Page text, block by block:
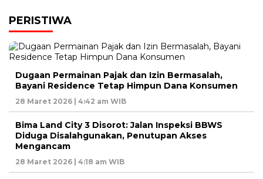
PERISTIWA
Dugaan Permainan Pajak dan Izin Bermasalah,
Bayani Residence Tetap Himpun Dana Konsumen
28 Maret 2026 | 4:42 am WIB
Bima Land City 3 Disorot: Jalan Inspeksi BBWS
Diduga Disalahgunakan, Penutupan Akses
Mengancam
28 Maret 2026 | 4:18 am WIB